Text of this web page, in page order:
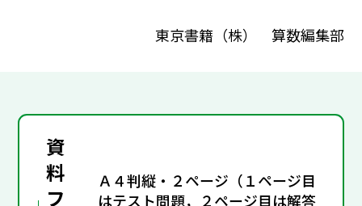
東京書籍（株） 算数編集部
資
料
フ
Ａ４判縦・２ページ（１ページ目
はテスト問題，２ページ目は解答